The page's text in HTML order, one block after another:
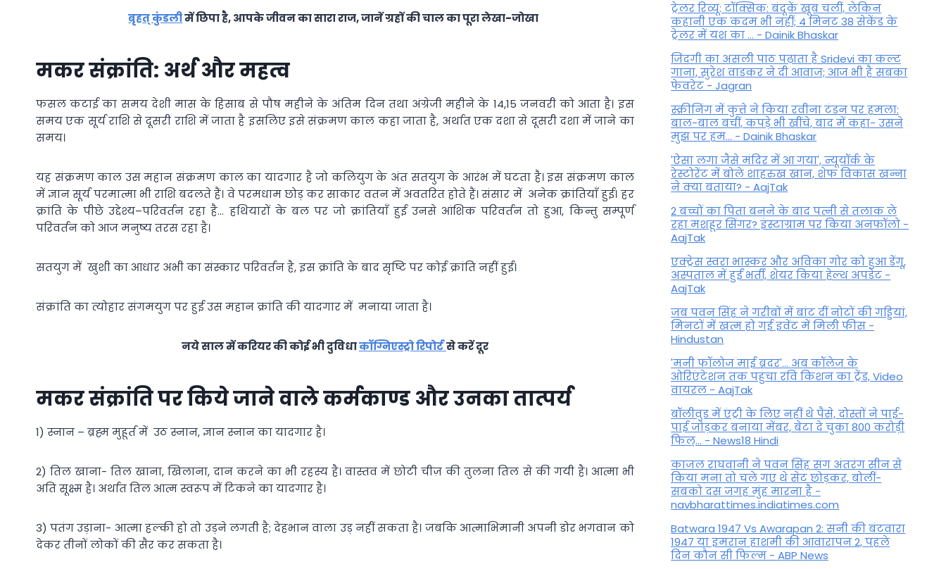
बृहत् कुंडलीमें छिपा है, आपके जीवन का सारा राज, जानें ग्रहों की चाल का पूरा लेखा-जोखा
मकर संक्रांति: अर्थ और महत्व
फसल कटाई का समय देशी मास के हिसाब से पौष महीने के अंतिम दिन तथा अंग्रेजी महीने के 14,15 जनवरी को आता है। इस
समय एक सूर्य राशि से दूसरी राशि में जाता है इसलिए इसे संक्रमण काल कहा जाता है, अर्थात एक दशा से दूसरी दशा में जाने का
समय।
यह संक्रमण काल उस महान संक्रमण काल का यादगार है जो कलियुग के अंत सतयुग के आरंभ में घटता है। इस संक्रमण काल
में ज्ञान सूर्य परमात्मा भी राशि बदलते हैं। वे परमधाम छोड़ कर साकार वतन में अवतरित होते हैं। संसार में अनेक क्रांतियाँ हुई। हर
क्रांति के पीछे उद्देश्य–परिवर्तन रहा है… हथियारों के बल पर जो क्रांतियाँ हुई उनसे आंशिक परिवर्तन तो हुआ, किन्तु सम्पूर्ण
परिवर्तन को आज मनुष्य तरस रहा है।
सतयुग में खुशी का आधार अभी का संस्कार परिवर्तन है, इस क्रांति के बाद सृष्टि पर कोई क्रांति नहीं हुई।
संक्रांति का त्योहार संगमयुग पर हुई उस महान क्रांति की यादगार में मनाया जाता है।
नये साल में करियर की कोई भी दुविधाकॉग्निएस्ट्रो रिपोर्टसे करें दूर
मकर संक्रांति पर किये जाने वाले कर्मकाण्ड और उनका तात्पर्य
1) स्नान – ब्रह्म मुहूर्त में उठ स्नान, ज्ञान स्नान का यादगार है।
2) तिल खाना- तिल खाना, खिलाना, दान करने का भी रहस्य है। वास्तव में छोटी चीज़ की तुलना तिल से की गयी है। आत्मा भी
अति सूक्ष्म है। अर्थात तिल आत्म स्वरूप में टिकने का यादगार है।
3) पतंग उड़ाना- आत्मा हल्की हो तो उड़ने लगती है; देहभान वाला उड़ नहीं सकता है। जबकि आत्माभिमानी अपनी डोर भगवान को
देकर तीनों लोकों की सैर कर सकता है।
ट्रेलर रिव्यू: टॉक्सिक: बंदूकें खूब चलीं, लेकिन
कहानी एक कदम भी नहीं; 4 मिनट 38 सेकेंड के
ट्रेलर में यश का ... - Dainik Bhaskar
जिंदगी का असली पाठ पढ़ाता है Sridevi का कल्ट
गाना, सुरेश वाडकर ने दी आवाज; आज भी है सबका
फेवरेट - Jagran
स्क्रीनिंग में कुत्ते ने किया रवीना टंडन पर हमला:
बाल-बाल बचीं, कपड़े भी खींचे, बाद में कहा- उसने
मुझ पर हम... - Dainik Bhaskar
'ऐसा लगा जैसे मंदिर में आ गया', न्यूयॉर्क के
रेस्टोरेंट में बोले शाहरुख खान, शेफ विकास खन्ना
ने क्या बताया? - AajTak
2 बच्चों का पिता बनने के बाद पत्नी से तलाक ले
रहा मशहूर सिंगर? इंस्टाग्राम पर किया अनफॉलो -
AajTak
एक्ट्रेस स्वरा भास्कर और अविका गोर को हुआ डेंगू,
अस्पताल में हुईं भर्ती, शेयर किया हेल्थ अपडेट -
AajTak
जब पवन सिंह ने गरीबों में बांट दीं नोटों की गड्डियां,
मिनटों में खत्म हो गई इवेंट में मिली फीस -
Hindustan
'मनी फॉलोज माई ब्रदर'... अब कॉलेज के
ओरिएंटेशन तक पहुंचा रवि किशन का ट्रेंड, Video
वायरल - AajTak
बॉलीवुड में एंट्री के लिए नहीं थे पैसे, दोस्तों ने पाई-
पाई जोड़कर बनाया मेंबर, बेटा दे चुका 800 करोड़ी
फिल्... - News18 Hindi
काजल राघवानी ने पवन सिंह संग अंतरंग सीन से
किया मना तो चले गए थे सेट छोड़कर, बोलीं-
सबको दस जगह मुंह मारना है -
navbharattimes.indiatimes.com
Batwara 1947 Vs Awarapan 2: सनी की बंटवारा
1947 या इमरान हाशमी की आवारापन 2, पहले
दिन कौन सी फिल्म - ABP News